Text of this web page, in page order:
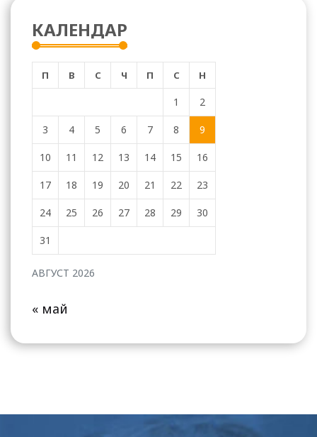
КАЛЕНДАР
АВГУСТ 2026
П В С Ч П С Н
1 2
3 4 5 6 7 8 9
10 11 12 13 14 15 16
17 18 19 20 21 22 23
24 25 26 27 28 29 30
31
« май